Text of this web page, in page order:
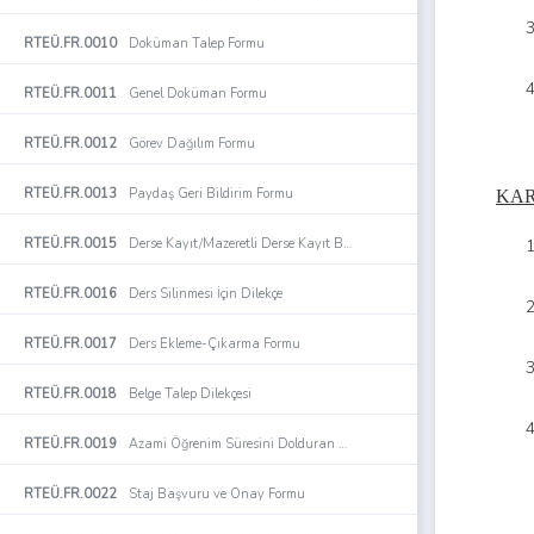
RTEÜ.FR.0010 Doküman Talep Formu
RTEÜ.FR.0011 Genel Doküman Formu
RTEÜ.FR.0012 Görev Dağılım Formu
RTEÜ.FR.0013 Paydaş Geri Bildirim Formu
RTEÜ.FR.0015 Derse Kayıt/Mazeretli Derse Kayıt Başvuru Formu
RTEÜ.FR.0016 Ders Silinmesi İçin Dilekçe
RTEÜ.FR.0017 Ders Ekleme-Çıkarma Formu
RTEÜ.FR.0018 Belge Talep Dilekçesi
RTEÜ.FR.0019 Azami Öğrenim Süresini Dolduran Öğrenciler için Ek Sınav Çizelgesi
RTEÜ.FR.0022 Staj Başvuru ve Onay Formu